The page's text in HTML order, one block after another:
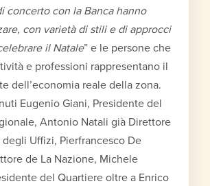
concerto con la Banca hanno
con varietà di stili e di approcci
il Natale” e le persone che
e professioni rappresentano il
dell’economia reale della zona.
Eugenio Giani, Presidente del
Antonio Natali già Direttore
Uffizi, Pierfrancesco De
de La Nazione, Michele
del Quartiere oltre a Enrico